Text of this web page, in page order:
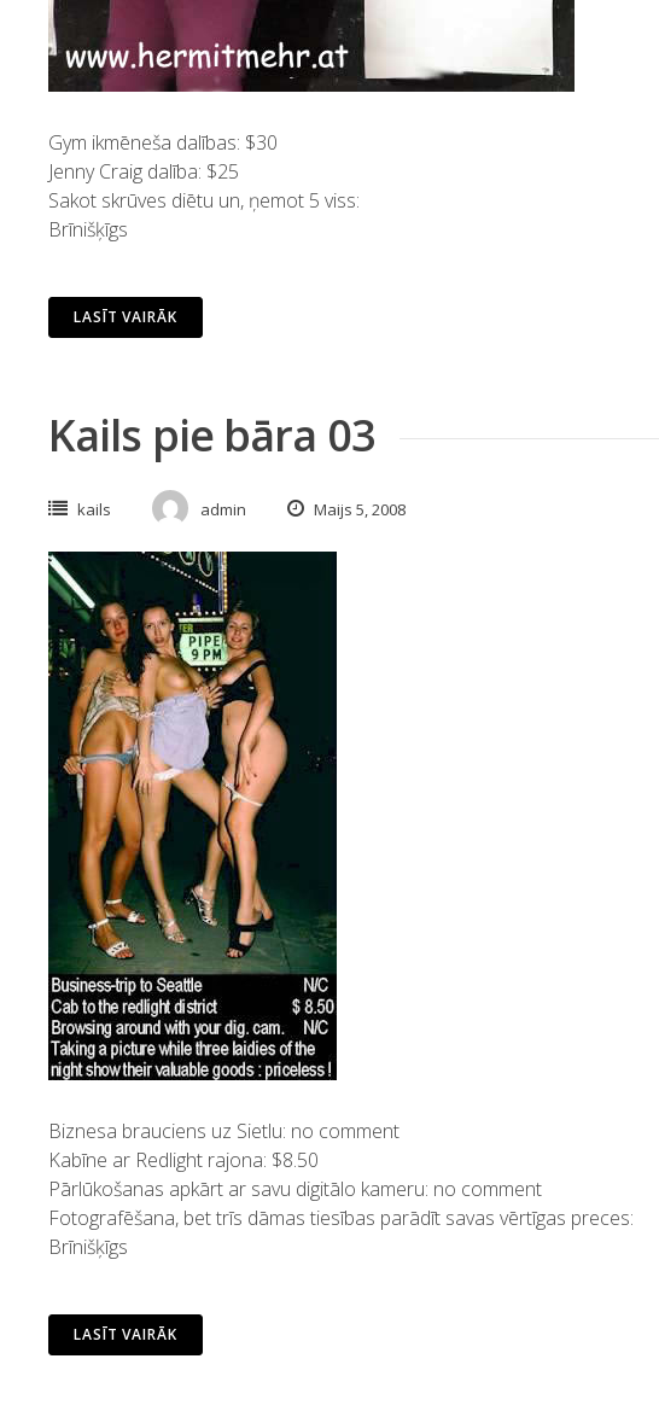
Gym ikmēneša dalības: $30
Jenny Craig dalība: $25
Sakot skrūves diētu un, ņemot 5 viss:
Brīnišķīgs
LASĪT VAIRĀK
Kails pie bāra 03
kails admin Maijs 5, 2008
Biznesa brauciens uz Sietlu: no comment
Kabīne ar Redlight rajona: $8.50
Pārlūkošanas apkārt ar savu digitālo kameru: no comment
Fotografēšana, bet trīs dāmas tiesības parādīt savas vērtīgas preces:
Brīnišķīgs
LASĪT VAIRĀK